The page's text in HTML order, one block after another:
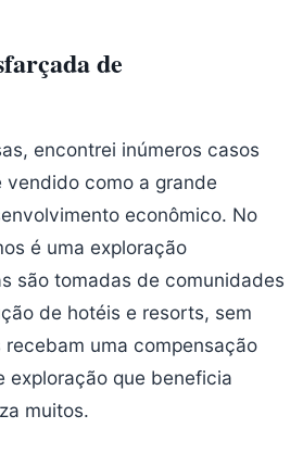
de
encontrei inúmeros casos
vendido como a grande
econômico. No
é uma exploração
são tomadas de comunidades
de hotéis e resorts, sem
recebam uma compensação
exploração que beneficia
muitos.